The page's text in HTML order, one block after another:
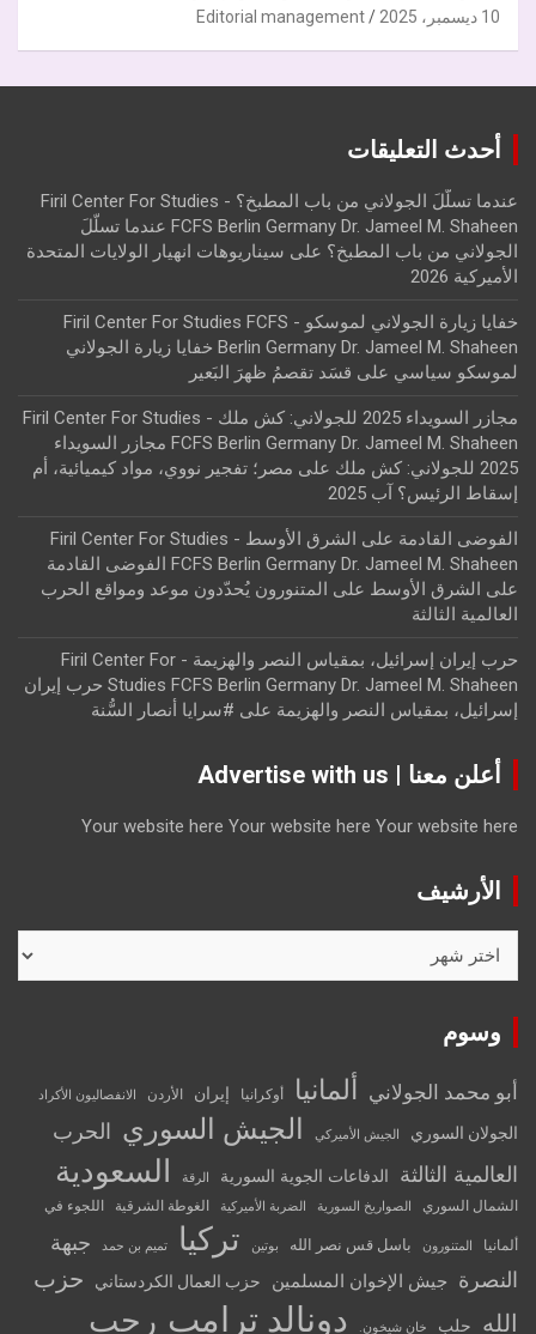
10 ديسمبر، 2025 Editorial management
أحدث التعليقات
عندما تسلّلَ الجولاني من باب المطبخ؟ - Firil Center For Studies
FCFS Berlin Germany Dr. Jameel M. Shaheen عندما تسلّلَ
الجولاني من باب المطبخ؟ على سيناريوهات انهيار الولايات المتحدة
الأميركية 2026
خفايا زيارة الجولاني لموسكو - Firil Center For Studies FCFS
Berlin Germany Dr. Jameel M. Shaheen خفايا زيارة الجولاني
لموسكو سياسي على قسَد تقصمُ ظهرَ البَعير
مجازر السويداء 2025 للجولاني: كش ملك - Firil Center For Studies
FCFS Berlin Germany Dr. Jameel M. Shaheen مجازر السويداء
2025 للجولاني: كش ملك
على مصر؛ تفجير نووي، مواد كيميائية، أم
إسقاط الرئيس؟ آب 2025
الفوضى القادمة على الشرق الأوسط - Firil Center For Studies
FCFS Berlin Germany Dr. Jameel M. Shaheen الفوضى القادمة
على الشرق الأوسط على المتنورون يُحدّدون موعد ومواقع الحرب
العالمية الثالثة
حرب إيران إسرائيل، بمقياس النصر والهزيمة - Firil Center For
Studies FCFS Berlin Germany Dr. Jameel M. Shaheen حرب إيران
إسرائيل، بمقياس النصر والهزيمة على #سرايا أنصار السُّنة
أعلن معنا | Advertise with us
Your website here Your website here Your website here
الأرشيف
وسوم
أبو محمد الجولاني ألمانيا أوكرانيا إيران الأردن الانفصاليون الأكراد
الجولان السوري الجيش الأميركي الجيش السوري الحرب
العالمية الثالثة
الدفاعات الجوية السورية الرقة السعودية
الشمال السوري الصواريخ السورية الضربة الأميركية الغوطة الشرقية اللجوء في
ألمانيا المتنورون باسل قس نصر الله بوتين تركيا تميم بن حمد
جبهة
النصرة
جيش الإخوان المسلمين حزب العمال الكردستاني
حزب
الله
حلب خان شيخون. دونالد ترامب رجب